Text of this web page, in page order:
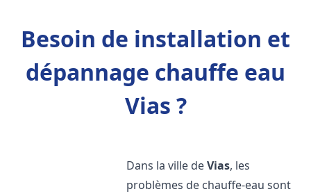
Besoin de installation et
dépannage chauffe eau
Vias ?
Dans la ville deVias, les
problèmes de chauffe-eau sont